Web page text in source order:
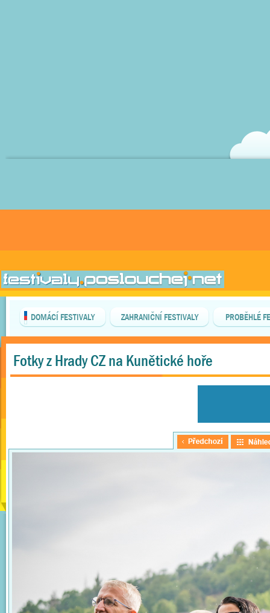
DOMÁCÍ FESTIVALY ZAHRANIČNÍ FESTIVALY PROBĚHLÉ
Fotky z Hrady CZ na Kunětické hoře